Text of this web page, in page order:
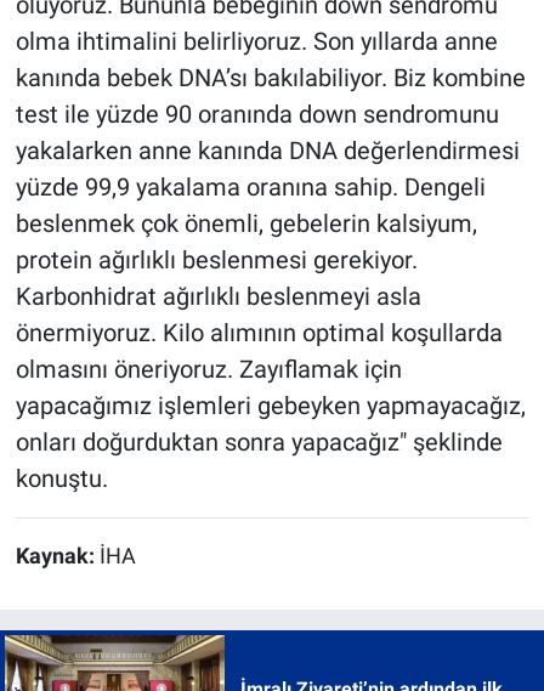
olma ihtimalini belirliyoruz. Son yıllarda anne
kanında bebek DNA’sı bakılabiliyor. Biz kombine
test ile yüzde 90 oranında down sendromunu
yakalarken anne kanında DNA değerlendirmesi
yüzde 99,9 yakalama oranına sahip. Dengeli
beslenmek çok önemli, gebelerin kalsiyum,
protein ağırlıklı beslenmesi gerekiyor.
Karbonhidrat ağırlıklı beslenmeyi asla
önermiyoruz. Kilo alımının optimal koşullarda
olmasını öneriyoruz. Zayıflamak için
yapacağımız işlemleri gebeyken yapmayacağız,
onları doğurduktan sonra yapacağız" şeklinde
konuştu.
Kaynak: İHA